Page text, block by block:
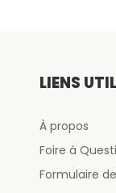
LIENS
À propos
Foire à
Formulaire